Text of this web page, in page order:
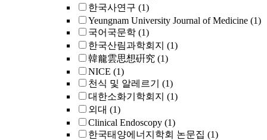
한국사연구 (1)
Yeungnam University Journal of Medicine (1)
국어국문학 (1)
한국산림과학회지 (1)
韓龍雲思想硏究 (1)
NICE (1)
천식 및 알레르기
(1)
대한소화기학회지 (1)
외대 (1)
Clinical Endoscopy (1)
한국태양에너지학회 논문집 (1)